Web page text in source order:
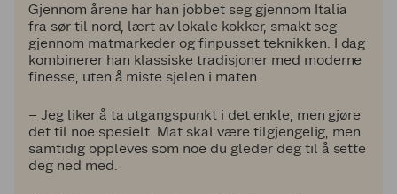
Gjennom årene har han jobbet seg gjennom Italia
fra sør til nord, lært av lokale kokker, smakt seg
gjennom matmarkeder og finpusset teknikken. I dag
kombinerer han klassiske tradisjoner med moderne
finesse, uten å miste sjelen i maten.
– Jeg liker å ta utgangspunkt i det enkle, men gjøre
det til noe spesielt. Mat skal være tilgjengelig, men
samtidig oppleves som noe du gleder deg til å sette
deg ned med.